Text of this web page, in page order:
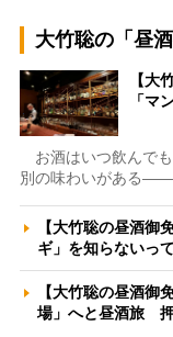
大竹聡の「昼酒
【大
「マ
お酒はいつ飲んで
別の味わいがある
【大竹聡の昼酒御
ギ」を知らない
【大竹聡の昼酒御
場」へと昼酒旅